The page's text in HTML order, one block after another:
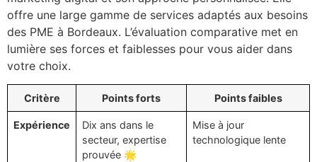
offre une large gamme de services adaptés aux besoins
des PME à Bordeaux. L’évaluation comparative met en
lumière ses forces et faiblesses pour vous aider dans
votre choix.
Critère Points forts Points faibles
Expérience
Dix ans dans le
secteur, expertise
prouvée 🌟
Mise à jour
technologique lente